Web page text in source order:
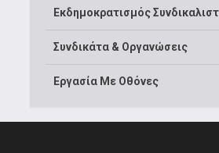
Εκδημοκρατισμός
Συνδικάτα & Οργανώσεις
Εργασία Με Οθόνες